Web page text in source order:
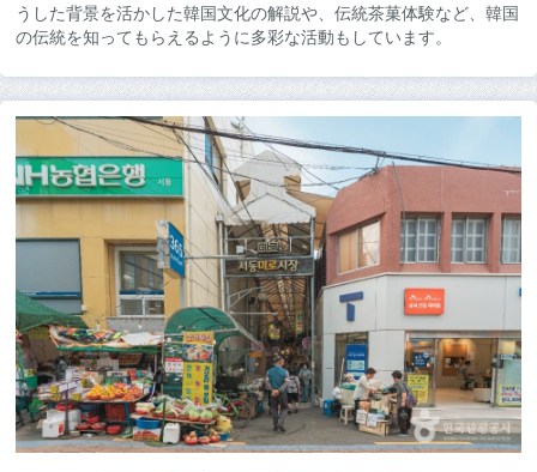
うした背景を活かした韓国文化の解説や、伝統茶菓体験など、韓国
の伝統を知ってもらえるように多彩な活動もしています。